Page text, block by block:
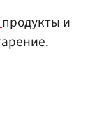
продукты и